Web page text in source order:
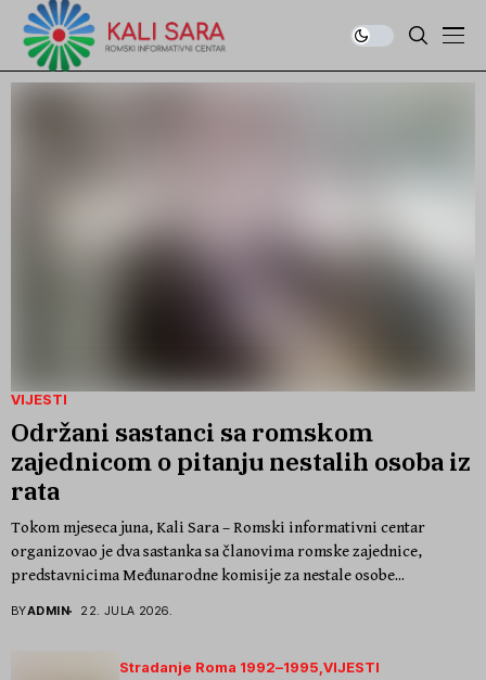
VIJESTI
Održani sastanci sa romskom
zajednicom o pitanju nestalih osoba iz
rata
Tokom mjeseca juna, Kali Sara – Romski informativni centar
organizovao je dva sastanka sa članovima romske zajednice,
predstavnicima Međunarodne komisije za nestale osobe...
BYADMIN 22. JULA 2026.
Stradanje Roma 1992–1995 VIJESTI